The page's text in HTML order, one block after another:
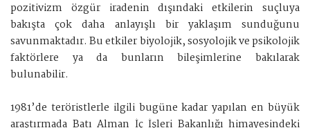
pozitivizm özgür iradenin dışındaki etkilerin suçluya
bakışta çok daha anlayışlı bir yaklaşım sunduğunu
savunmaktadır. Bu etkiler biyolojik, sosyolojik ve psikolojik
faktörlere ya da bunların bileşimlerine bakılarak
bulunabilir.
1981’de teröristlerle ilgili bugüne kadar yapılan en büyük
araştırmada Batı Alman İç İşleri Bakanlığı himayesindeki